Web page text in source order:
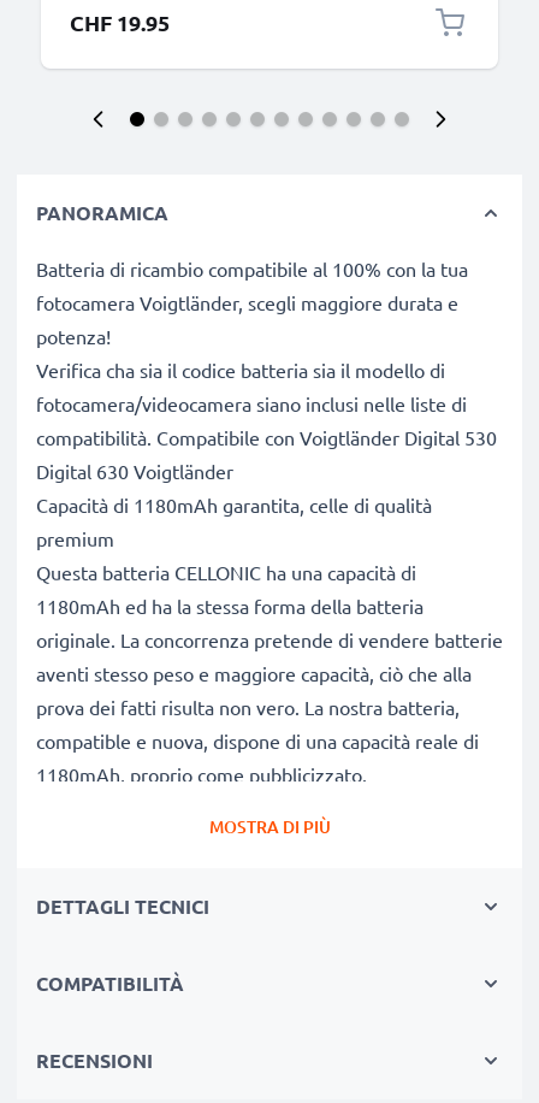
CHF 19.95
PANORAMICA
Batteria di ricambio compatibile al 100% con la tua
fotocamera Voigtländer, scegli maggiore durata e
potenza!
Verifica cha sia il codice batteria sia il modello di
fotocamera/videocamera siano inclusi nelle liste di
compatibilità. Compatibile con Voigtländer Digital 530
Digital 630 Voigtländer
Capacità di 1180mAh garantita, celle di qualità
premium
Questa batteria CELLONIC ha una capacità di
1180mAh ed ha la stessa forma della batteria
originale. La concorrenza pretende di vendere batterie
aventi stesso peso e maggiore capacità, ciò che alla
prova dei fatti risulta non vero. La nostra batteria,
compatible e nuova, dispone di una capacità reale di
1180mAh, proprio come pubblicizzato.
potenza & autonomia. Le prestazioni eguagliano o
Voigtländer, raggiungendo un altissimo numero di cicli
MOSTRA DI PIÙ
DETTAGLI TECNICI
COMPATIBILITÀ
RECENSIONI